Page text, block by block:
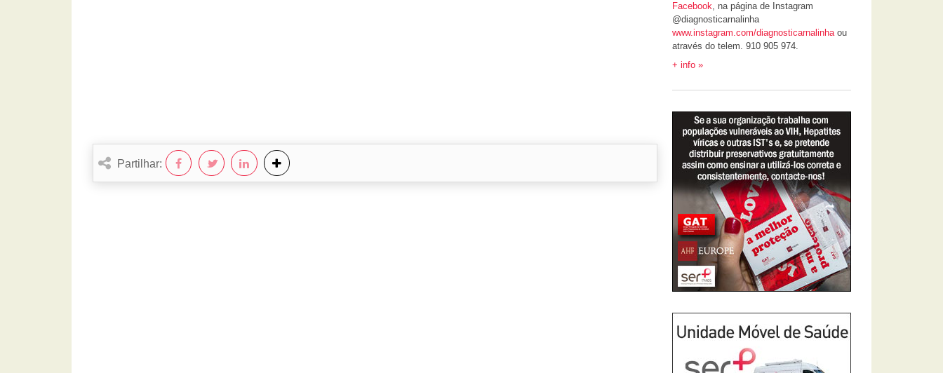
Partilhar:
Facebook, na página de Instagram
@diagnosticarnalinha
www.instagram.com/diagnosticarnalinhaou
através do telem. 910 905 974.
+ info »